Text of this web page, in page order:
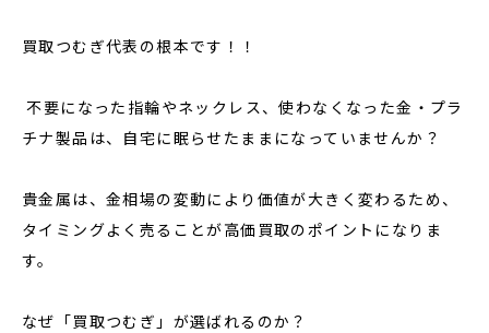
買取つむぎ代表の根本です！！
不要になった指輪やネックレス、使わなくなった金・プラ
チナ製品は、自宅に眠らせたままになっていませんか？
貴金属は、金相場の変動により価値が大きく変わるため、
タイミングよく売ることが高価買取のポイントになりま
す。
なぜ「買取つむぎ」が選ばれるのか？